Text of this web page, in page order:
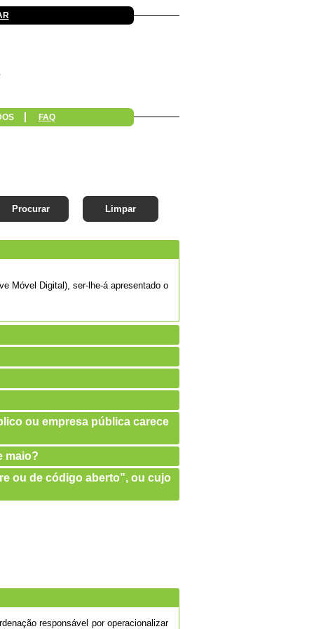
FAQ
Procurar Limpar
Móvel Digital), ser-lhe-á apresentado o
ou empresa pública carece
maio?
ou de código aberto”, ou cujo
responsável por operacionalizar